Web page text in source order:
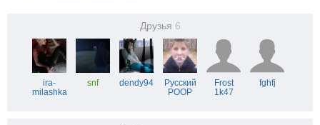
Друзья 6
ira-
milashka
snf dendy94
Русский
POOP
Frost
1k47
fghfj